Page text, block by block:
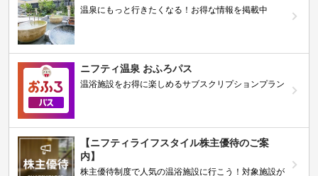
温泉にもっと行きたくなる！お得な情報を掲載中
ニフティ温泉 おふろパス
温浴施設をお得に楽しめるサブスクリプションプラン
【ニフティライフスタイル株主優待のご案
内】
株主優待制度で人気の温浴施設に行こう！対象施設が